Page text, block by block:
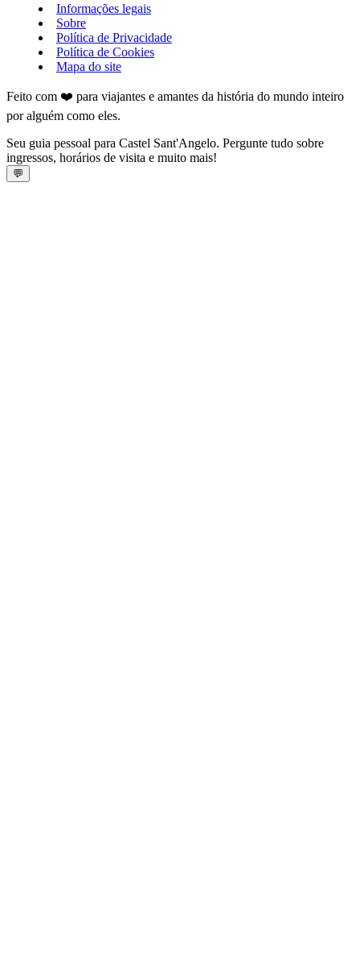
Informações legais
Sobre
Política de Privacidade
Política de Cookies
Mapa do site
Feito com ❤️ para viajantes e amantes da história do mundo inteiro
por alguém como eles.
Seu guia pessoal para Castel Sant'Angelo. Pergunte tudo sobre
ingressos, horários de visita e muito mais!
💬